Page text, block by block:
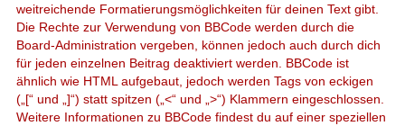
weitreichende Formatierungsmöglichkeiten für deinen Text gibt.
Die Rechte zur Verwendung von BBCode werden durch die
Board-Administration vergeben, können jedoch auch durch dich
für jeden einzelnen Beitrag deaktiviert werden. BBCode ist
ähnlich wie HTML aufgebaut, jedoch werden Tags von eckigen
(„[“ und „]“) statt spitzen („<“ und „>“) Klammern eingeschlossen.
Weitere Informationen zu BBCode findest du auf einer speziellen